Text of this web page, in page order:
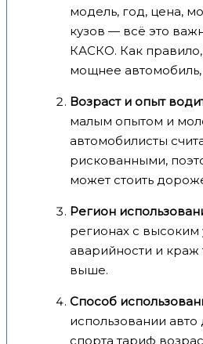
модель, год, цена,
кузов — всё это
КАСКО. Как
мощнее
Возраст и опыт
малым опытом и
автомобилисты
рискованными,
может стоить
Регион
регионах с
аварийности и
выше.
Способ
использовании авто
спорта тариф